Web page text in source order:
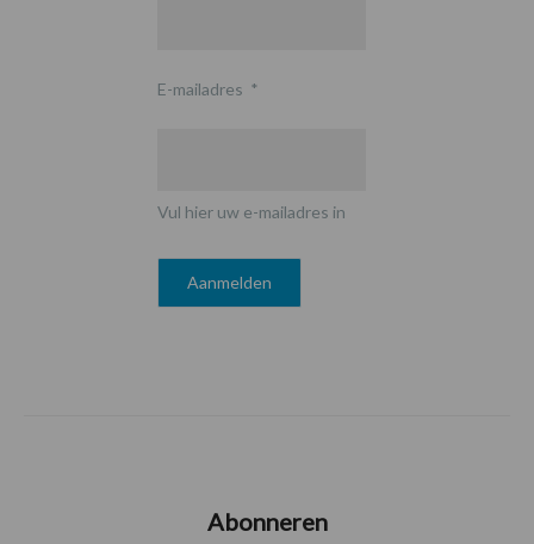
E-mailadres *
Vul hier uw e-mailadres in
Abonneren